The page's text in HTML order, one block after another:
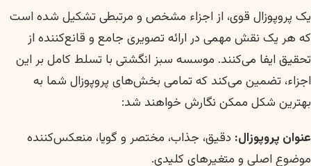
یک پروپوزال قوی، از اجزاء مشخص و مرتبطی تشکیل شده است
که هر یک نقش مهمی در ارائه تصویری جامع و قانع‌کننده از
تحقیق ایفا می‌کنند. موسسه سبز انگشتی با تسلط کامل بر این
اجزاء، تضمین می‌کند که تمامی بخش‌های پروپوزال شما به
بهترین شکل ممکن نگارش خواهند شد:
عنوان پروپوزال: دقیق، جذاب، مختصر و گویا، منعکس‌کننده
موضوع اصلی و متغیرهای کلیدی.